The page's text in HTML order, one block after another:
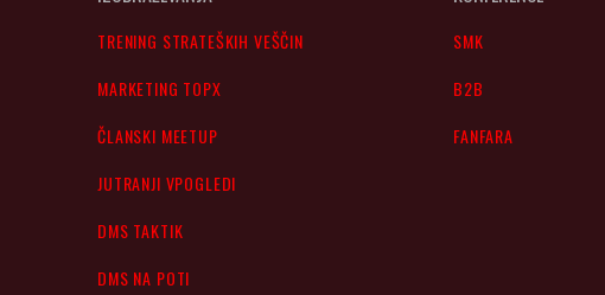
TRENING STRATEŠKIH VEŠČIN
MARKETING TOPX
ČLANSKI MEETUP
JUTRANJI VPOGLEDI
DMS TAKTIK
DMS NA POTI
SMK
B2B
FANFARA